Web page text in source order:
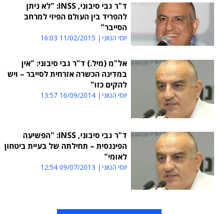
ד"ר גבי סיבוני, INSS: "לא ניתן
להפריד בין העולם הפיזי למרחב
הסייבר"
יוסי הטוני 11/02/2015 16:03
אל"מ (מיל.) ד"ר גבי סיבוני: "אין
במדינה הכשרה אזרחית לסייבר – ויש
להקים כזו"
יוסי הטוני 16/09/2014 13:57
ד"ר גבי סיבוני, INSS: "הפשיעה
הפיננסית – תחילתה של בעיית ביטחון
לאומי"
יוסי הטוני 09/07/2013 12:54